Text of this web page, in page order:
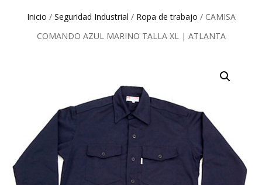
Inicio / Seguridad Industrial / Ropa de trabajo / CAMISA
COMANDO AZUL MARINO TALLA XL | ATLANTA